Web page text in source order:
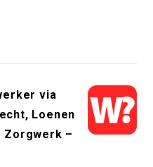
via
Loenen
Zorgwerk –